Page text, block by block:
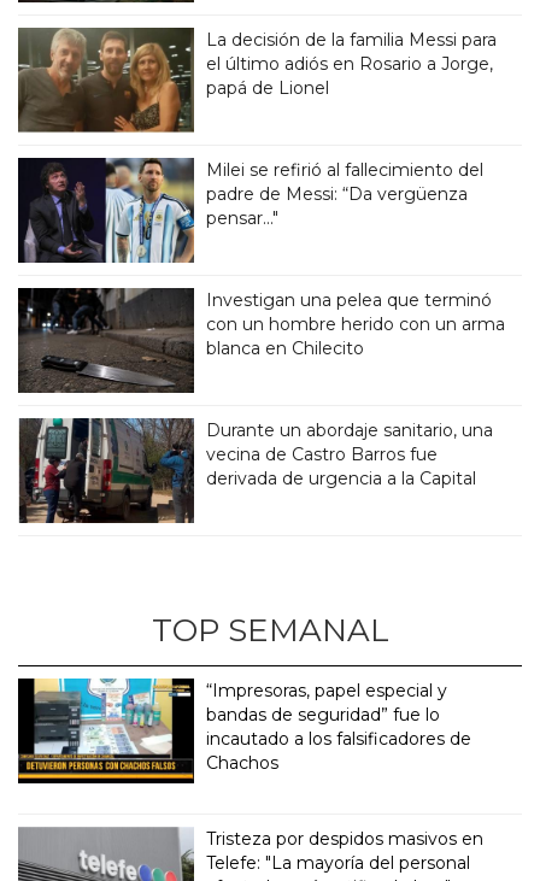
La decisión de la familia Messi para
el último adiós en Rosario a Jorge,
papá de Lionel
Milei se refirió al fallecimiento del
padre de Messi: “Da vergüenza
pensar..."
Investigan una pelea que terminó
con un hombre herido con un arma
blanca en Chilecito
Durante un abordaje sanitario, una
vecina de Castro Barros fue
derivada de urgencia a la Capital
TOP SEMANAL
“Impresoras, papel especial y
bandas de seguridad” fue lo
incautado a los falsificadores de
Chachos
Tristeza por despidos masivos en
Telefe: "La mayoría del personal